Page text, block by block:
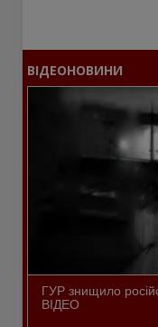
ВІДЕОНОВИНИ
ГУР знищило
ВІДЕО